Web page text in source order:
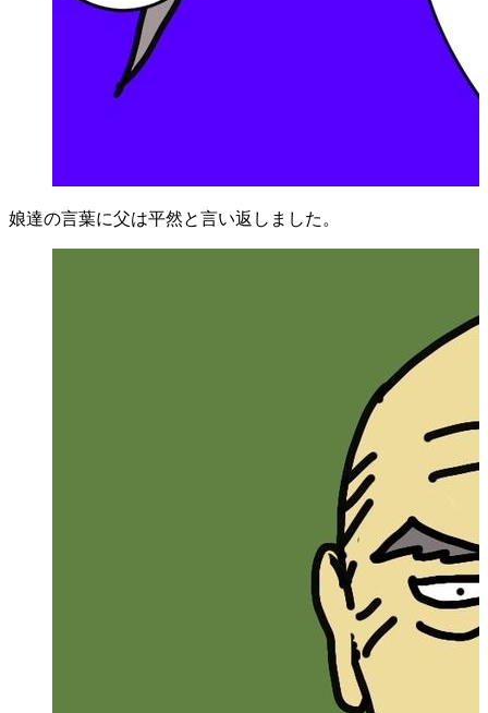
娘達の言葉に父は平然と言い返しました。